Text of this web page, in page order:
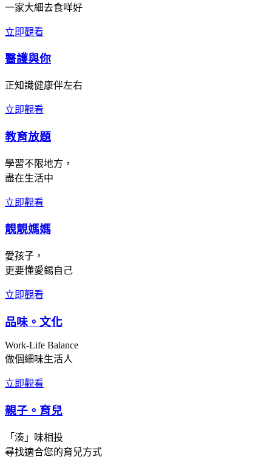
一家大細去食咩好
立即觀看
醫護與你
正知識健康伴左右
立即觀看
教育放題
學習不限地方，
盡在生活中
立即觀看
靚靚媽媽
愛孩子，
更要懂愛錫自己
立即觀看
品味。文化
Work-Life Balance
做個細味生活人
立即觀看
親子。育兒
「湊」味相投
尋找適合您的育兒方式